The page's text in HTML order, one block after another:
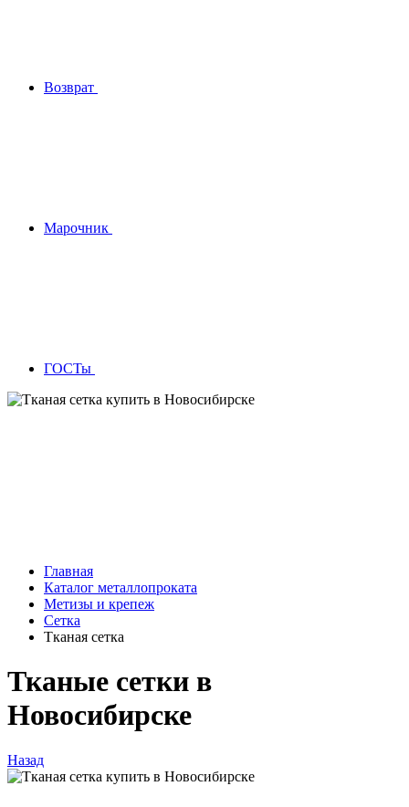
Возврат
Марочник
ГОСТы
Главная
Каталог металлопроката
Метизы и крепеж
Сетка
Тканая сетка
Тканые сетки в
Новосибирске
Назад